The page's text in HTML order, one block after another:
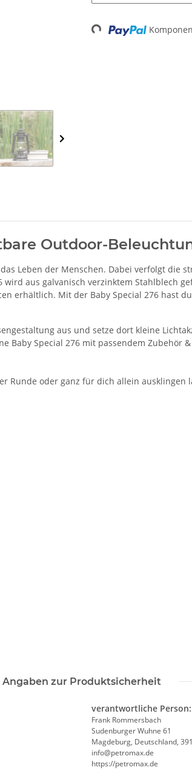
Loading...
Outdoor-
Leben der Menschen. Dabei verfolgt
aus galvanisch verzinktem Stahlblech
erhältlich. Mit der Baby Special 276 hast
aus und setze dort kleine
Baby Special 276 mit passendem Zubehör
Runde oder ganz für dich allein ausklingen
Angaben zur Produktsicherheit
verantwortliche Person:
Frank Rommersbach
Sudenburger Wuhne 61
Magdeburg, Deutschland,
info@petromax.de
https://petromax.de